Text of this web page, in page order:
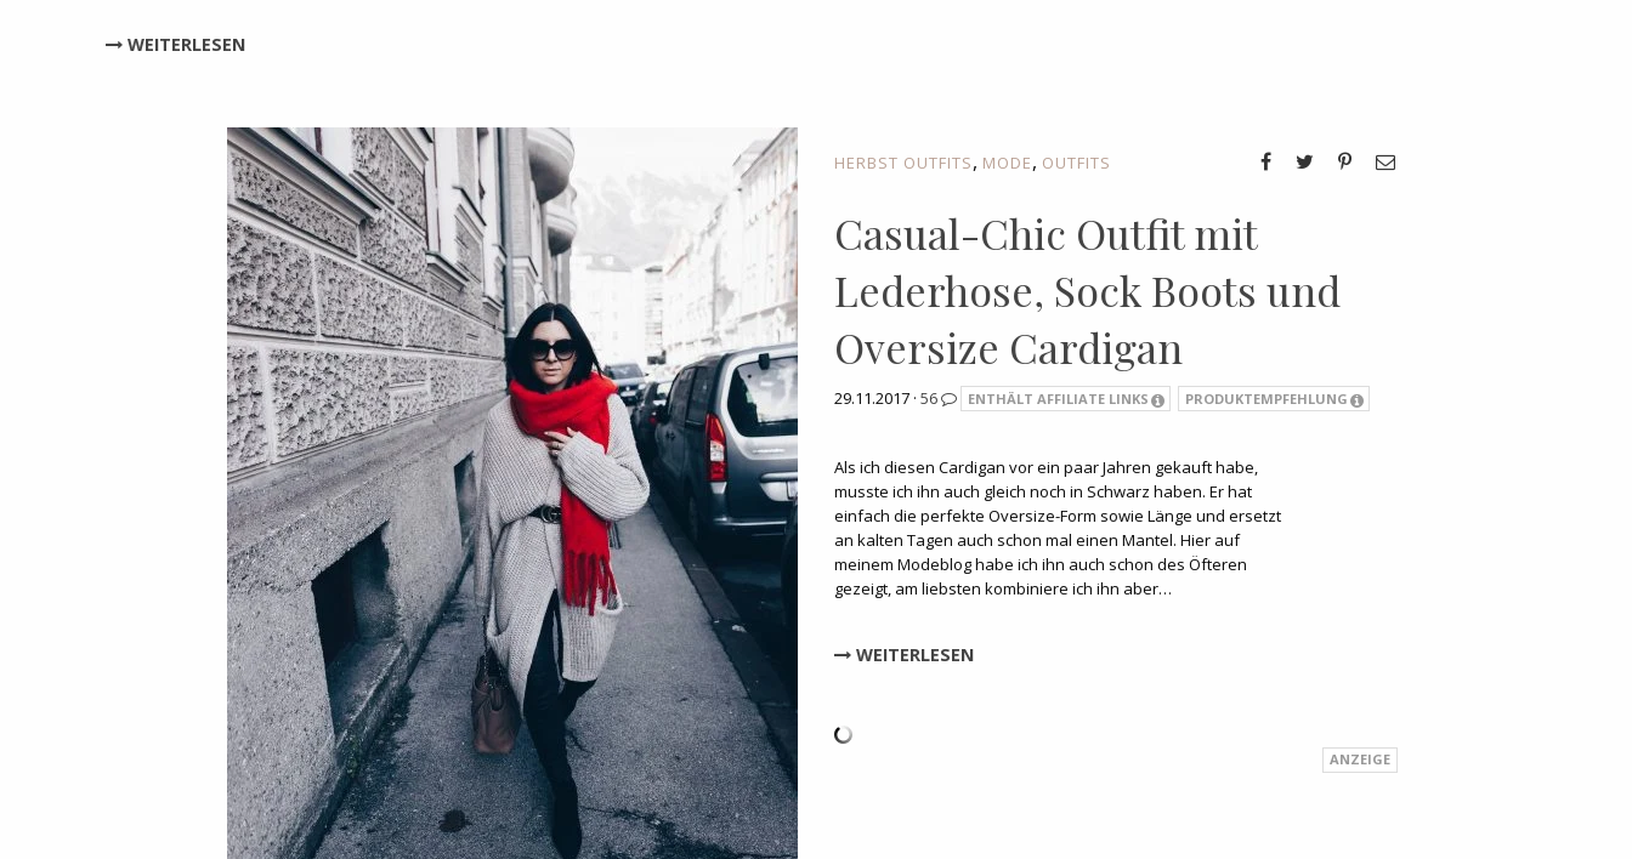
WEITERLESEN
HERBST OUTFITS, MODE, OUTFITS
Casual-Chic Outfit mit
Lederhose, Sock Boots und
Oversize Cardigan
29.11.2017 · 56 ENTHÄLT AFFILIATE LINKS PRODUKTEMPFEHLUNG
Als ich diesen Cardigan vor ein paar Jahren gekauft habe,
musste ich ihn auch gleich noch in Schwarz haben. Er hat
einfach die perfekte Oversize-Form sowie Länge und ersetzt
an kalten Tagen auch schon mal einen Mantel. Hier auf
meinem Modeblog habe ich ihn auch schon des Öfteren
gezeigt, am liebsten kombiniere ich ihn aber…
WEITERLESEN